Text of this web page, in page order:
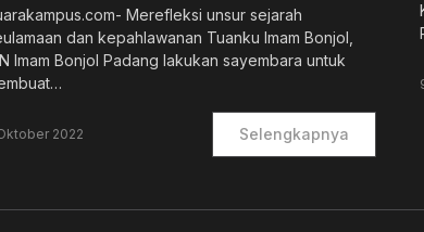
Merefleksi unsur sejarah
dan kepahlawanan Tuanku Imam Bonjol,
Imam Bonjol Padang lakukan sayembara untuk
2022 Selengkapnya